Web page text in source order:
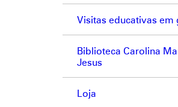
Visitas educativas em
Biblioteca Carolina
Jesus
Loja